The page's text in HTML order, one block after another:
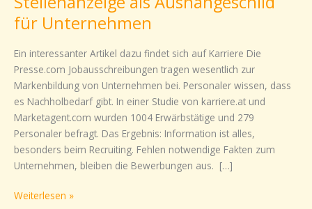
für Unternehmen
Ein interessanter Artikel dazu findet sich auf Karriere Die
Presse.com Jobausschreibungen tragen wesentlich zur
Markenbildung von Unternehmen bei. Personaler wissen, dass
es Nachholbedarf gibt. In einer Studie von karriere.at und
Marketagent.com wurden 1004 Erwärbstätige und 279
Personaler befragt. Das Ergebnis: Information ist alles,
besonders beim Recruiting. Fehlen notwendige Fakten zum
Unternehmen, bleiben die Bewerbungen aus. […]
als
Aushängeschild
für
Unternehmen
Weiterlesen »